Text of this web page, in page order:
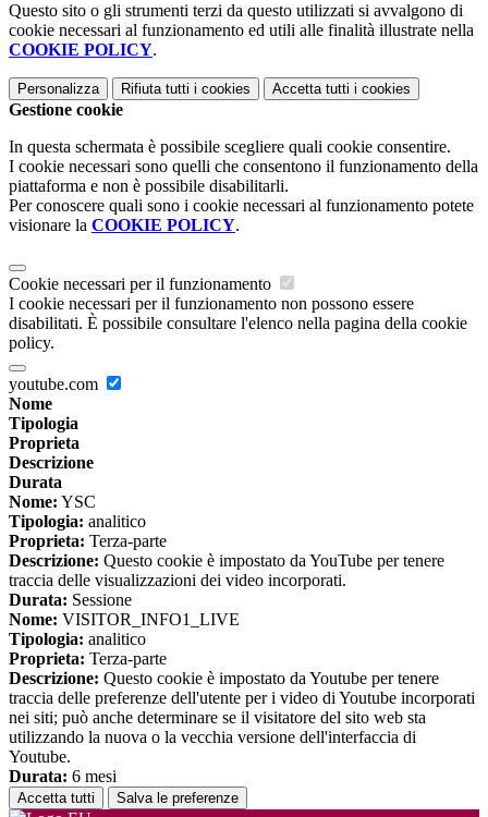
Questo sito o gli strumenti terzi da questo utilizzati si avvalgono di
cookie necessari al funzionamento ed utili alle finalità illustrate nella
COOKIE POLICY.
Personalizza Rifiuta tutti i cookies Accetta tutti i cookies
Gestione cookie
In questa schermata è possibile scegliere quali cookie consentire.
I cookie necessari sono quelli che consentono il funzionamento della
piattaforma e non è possibile disabilitarli.
Per conoscere quali sono i cookie necessari al funzionamento potete
visionare la COOKIE POLICY.
Cookie necessari per il funzionamento
I cookie necessari per il funzionamento non possono essere
disabilitati. È possibile consultare l'elenco nella pagina della cookie
policy.
youtube.com
Nome
Tipologia
Proprieta
Descrizione
Durata
Nome: YSC
Tipologia: analitico
Proprieta: Terza-parte
Descrizione: Questo cookie è impostato da YouTube per tenere
traccia delle visualizzazioni dei video incorporati.
Durata: Sessione
Nome: VISITOR_INFO1_LIVE
Tipologia: analitico
Proprieta: Terza-parte
Descrizione: Questo cookie è impostato da Youtube per tenere
traccia delle preferenze dell'utente per i video di Youtube incorporati
nei siti; può anche determinare se il visitatore del sito web sta
utilizzando la nuova o la vecchia versione dell'interfaccia di
Youtube.
Durata: 6 mesi
Accetta tutti Salva le preferenze